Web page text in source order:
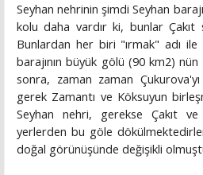
Seyhan nehrinin şimdi Seyhan
kolu daha vardır ki, bunlar Çakıt
Bunlardan her biri "ırmak" adı ile
barajının büyük gölü (90 km2)
sonra, zaman zaman
gerek Zamantı ve Köksuyun
Seyhan nehri, gerekse Çakıt
yerlerden bu göle
doğal görünüşünde değişikli